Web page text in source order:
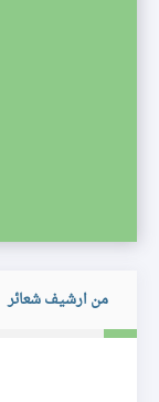
من ارشيف شعائر